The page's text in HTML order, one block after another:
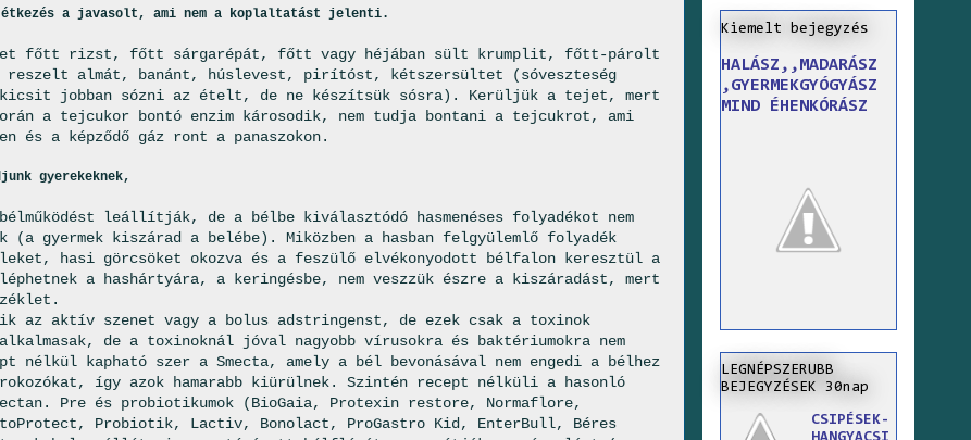
étkezés a javasolt, ami nem a koplaltatást jelenti.
főtt rizst, főtt sárgarépát, főtt vagy héjában sült krumplit, főtt-párolt
reszelt almát, banánt, húslevest, pirítóst, kétszersültet (sóveszteség
jobban sózni az ételt, de ne készítsük sósra). Kerüljük a tejet, mert
a tejcukor bontó enzim károsodik, nem tudja bontani a tejcukrot, ami
és a képződő gáz ront a panaszokon.
gyerekeknek,
leállítják, de a bélbe kiválasztódó hasmenéses folyadékot nem
(a gyermek kiszárad a belébe). Miközben a hasban felgyülemlő folyadék
hasi görcsöket okozva és a feszülő elvékonyodott bélfalon keresztül a
a hashártyára, a keringésbe, nem veszzük észre a kiszáradást, mert
az aktív szenet vagy a bolus adstringenst, de ezek csak a toxinok
alkalmasak, de a toxinoknál jóval nagyobb vírusokra és baktériumokra nem
nélkül kapható szer a Smecta, amely a bél bevonásával nem engedi a bélhez
így azok hamarabb kiürülnek. Szintén recept nélküli a hasonló
Pre és probiotikumok (BioGaia, Protexin restore, Normaflore,
Probiotik, Lactiv, Bonolact, ProGastro Kid, EnterBull, Béres
Kiemelt bejegyzés
HALÁSZ,,MADARÁSZ
,GYERMEKGYÓGYÁSZ
MIND ÉHENKÓRÁSZ
LEGNÉPSZERUBB
BEJEGYZÉSEK 30nap
CSIPÉSEK-